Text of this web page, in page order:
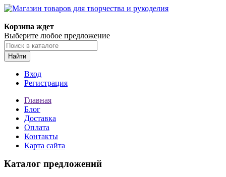
Корзина ждет
Выберите любое предложение
Найти
Вход
Регистрация
Главная
Блог
Доставка
Оплата
Контакты
Карта сайта
Каталог предложений